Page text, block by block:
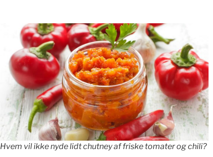
Hvem vil ikke nyde lidt chutney af friske tomater og chili?